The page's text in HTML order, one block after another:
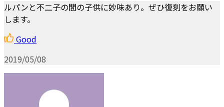
ルパンと不二子の間の子供に妙味あり。ぜひ復刻をお願い
します。
Good
2019/05/08